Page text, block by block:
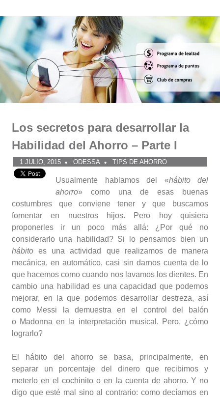
Saltar
al
contenido
Comunidad
ODESSA
Los secretos para desarrollar la
Habilidad del Ahorro – Parte I
1 JULIO, 2015 ODESSA TIPS DE AHORRO
Usualmente hablamos del «hábito del
ahorro» como una de esas buenas
costumbres que conviene tener y que buscamos
fomentar en nuestros hijos. Pero hoy quisiera
proponerles ir un poco más allá: ¿Por qué no
considerarlo una habilidad? Si lo pensamos bien un
hábito es una actividad que realizamos de manera
mecánica, en automático, casi sin darnos cuenta de lo
que hacemos como cuando nos lavamos los dientes. En
cambio una habilidad es una capacidad que podemos
mejorar, en la que podemos desarrollar destreza, así
como Messi la demuestra en el control del balón
o Madonna en la interpretación musical. Pero, ¿cómo
lograrlo?
El hábito del ahorro se basa, principalmente, en
separar un porcentaje del dinero que recibimos y
meterlo en el cochinito o en la cuenta de ahorro. Y no
digo que esté mal sino al contrario: como decíamos en